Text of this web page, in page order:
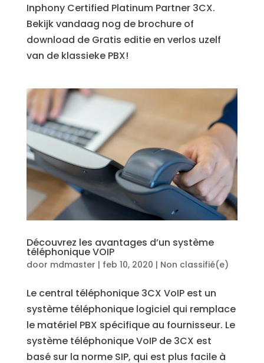
Inphony Certified Platinum Partner 3CX.
Bekijk vandaag nog de brochure of
download de Gratis editie en verlos uzelf
van de klassieke PBX!
Découvrez les avantages d’un système
téléphonique VOIP
door mdmaster | feb 10, 2020 | Non classifié(e)
Le central téléphonique 3CX VoIP est un
système téléphonique logiciel qui remplace
le matériel PBX spécifique au fournisseur. Le
système téléphonique VoIP de 3CX est
basé sur la norme SIP, qui est plus facile à